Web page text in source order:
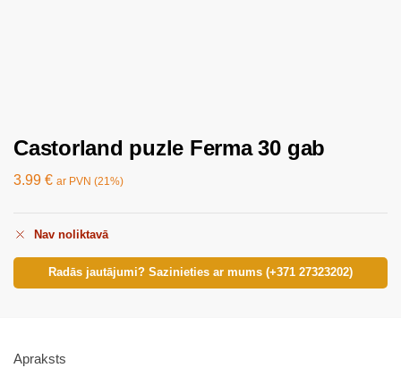
Castorland puzle Ferma 30 gab
3.99 € ar PVN (21%)
Nav noliktavā
Radās jautājumi? Sazinieties ar mums (+371 27323202)
Apraksts